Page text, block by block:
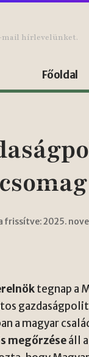
mail hírlevelünket.
Főoldal
frissítve: 2025.
tegnap a
a magyar
megőrzéseáll